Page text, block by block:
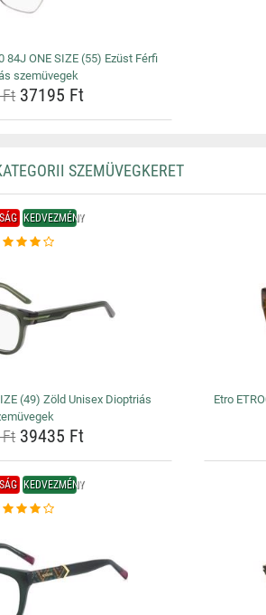
84J ONE SIZE (55) Ezüst Férfi
szemüvegek
37195 Ft
SZEMÜVEGKERET
KEDVEZMÉNY
(49) Zöld Unisex Dioptriás
39435 Ft
Etro
KEDVEZMÉNY